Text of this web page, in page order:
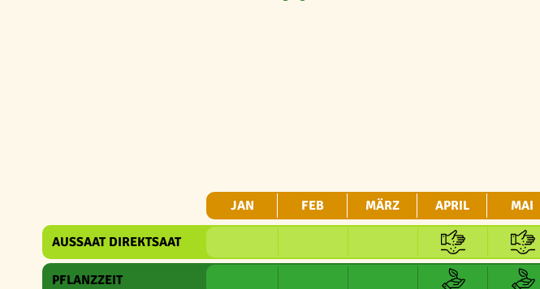
JAN FEB MÄRZ APRIL MAI
AUSSAAT DIREKTSAAT
PFLANZZEIT